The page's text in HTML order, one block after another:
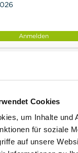
Cookies
um Inhalte und
für soziale
auf unsere
Anmelden
Football Camp
Übernachtung
Anmelden